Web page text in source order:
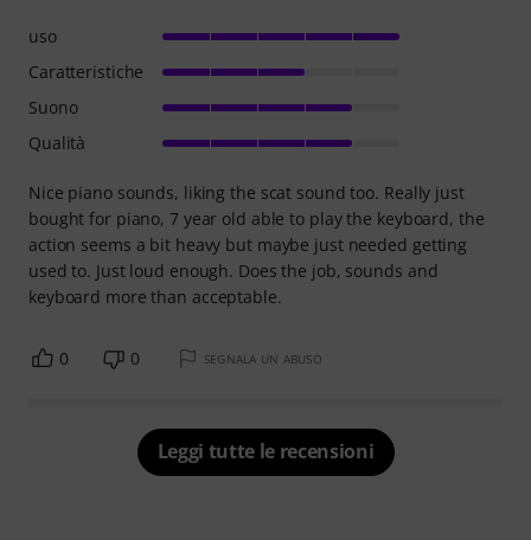
Nice piano sounds, liking the scat sound too. Really just
bought for piano, 7 year old able to play the keyboard, the
action seems a bit heavy but maybe just needed getting
used to. Just loud enough. Does the job, sounds and
keyboard more than acceptable.
uso
Caratteristiche
Suono
Qualità
0 0 SEGNALA UN ABUSO
Leggi tutte le recensioni